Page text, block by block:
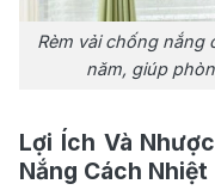
Rèm vải chống
năm, giúp
Lợi Ích Và
Nắng Cách Nhiệt